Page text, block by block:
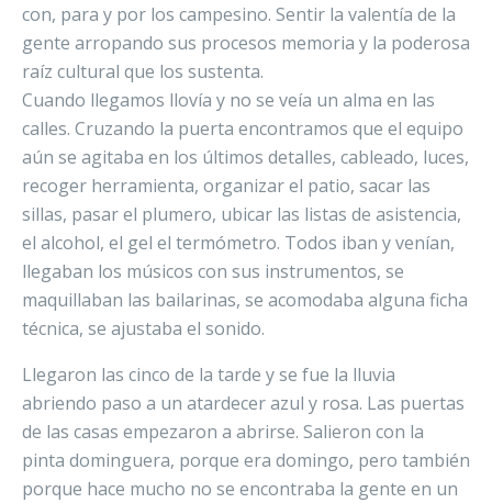
con, para y por los campesino. Sentir la valentía de la
gente arropando sus procesos memoria y la poderosa
raíz cultural que los sustenta.
Cuando llegamos llovía y no se veía un alma en las
calles. Cruzando la puerta encontramos que el equipo
aún se agitaba en los últimos detalles, cableado, luces,
recoger herramienta, organizar el patio, sacar las
sillas, pasar el plumero, ubicar las listas de asistencia,
el alcohol, el gel el termómetro. Todos iban y venían,
llegaban los músicos con sus instrumentos, se
maquillaban las bailarinas, se acomodaba alguna ficha
técnica, se ajustaba el sonido.
Llegaron las cinco de la tarde y se fue la lluvia
abriendo paso a un atardecer azul y rosa. Las puertas
de las casas empezaron a abrirse. Salieron con la
pinta dominguera, porque era domingo, pero también
porque hace mucho no se encontraba la gente en un